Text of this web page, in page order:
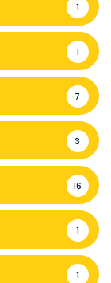
1
1
7
3
16
1
1